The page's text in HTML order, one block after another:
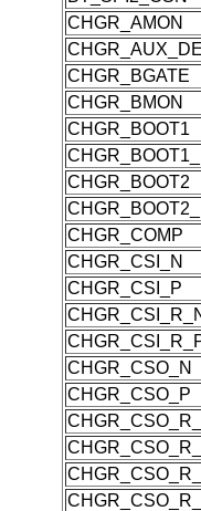
CHGR_AMON
CHGR_BGATE
CHGR_BMON
CHGR_BOOT1
CHGR_BOOT2
CHGR_COMP
CHGR_CSI_N
CHGR_CSI_P
CHGR_CSO_N
CHGR_CSO_P